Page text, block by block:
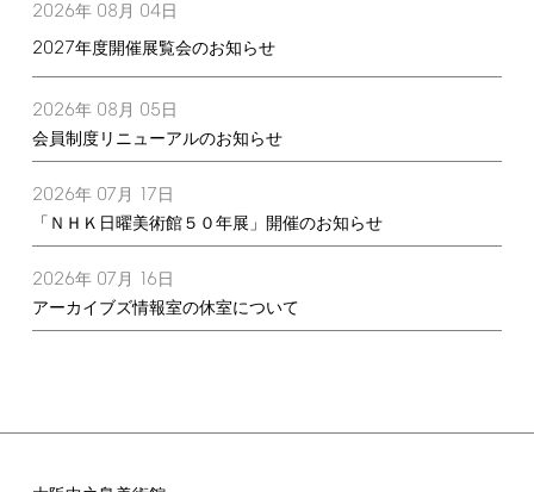
2026年 08月 04日
2027年度開催展覧会のお知らせ
2026年 08月 05 日
会員制度リニューアルのお知らせ
2026年 07月 17 日
「ＮＨＫ日曜美術館５０年展」開催のお知らせ
2026年 07月 16 日
アーカイブズ情報室の休室について